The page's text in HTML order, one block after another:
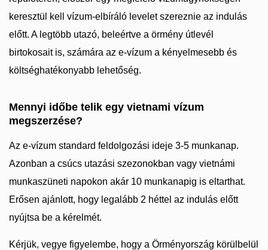
keresztül kell vízum-elbíráló levelet szereznie az indulás
előtt. A legtöbb utazó, beleértve a örmény útlevél
birtokosait is, számára az e-vízum a kényelmesebb és
költséghatékonyabb lehetőség.
Mennyi időbe telik egy vietnami vízum
megszerzése?
Az e-vízum standard feldolgozási ideje 3-5 munkanap.
Azonban a csúcs utazási szezonokban vagy vietnámi
munkaszüneti napokon akár 10 munkanapig is eltarthat.
Erősen ajánlott, hogy legalább 2 héttel az indulás előtt
nyújtsa be a kérelmét.
Kérjük, vegye figyelembe, hogy a Örményország körülbelül